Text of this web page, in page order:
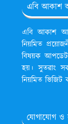
এবি আকাশ
এবি আকাশ
নিয়মিত
বিষয়ক আপডেট
হয়। সুতরাং
নিয়মিত
যোগাযোগ ও